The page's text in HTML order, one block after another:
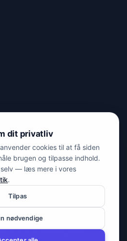
Frederiksberg
Spyman.dk. Alle rettigheder
dit privatliv
cookies til at få siden
brugen og tilpasse indhold.
selv — læs mere i vores
.
Tilpas
nødvendige